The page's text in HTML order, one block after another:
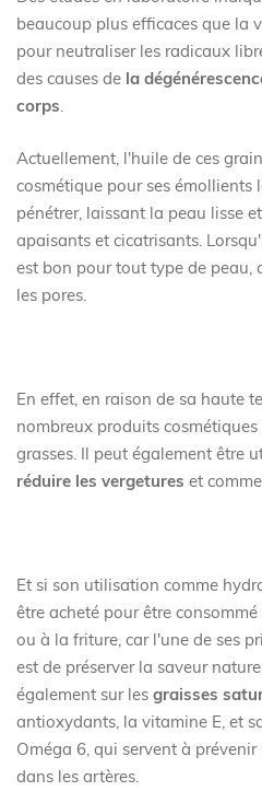
beaucoup plus efficaces que la
pour neutraliser les radicaux
des causes de la
corps.
Actuellement, l'huile de ces
cosmétique pour ses émollients
pénétrer, laissant la peau lisse
apaisants et cicatrisants.
est bon pour tout type de peau,
les pores.
En effet, en raison de sa haute
nombreux produits
grasses. Il peut également être
réduire les vergetures et
Et si son utilisation comme
être acheté pour être
ou à la friture, car l'une de ses
est de préserver la saveur
également sur les graisses
antioxydants, la vitamine E, et
Oméga 6, qui servent à
dans les artères.